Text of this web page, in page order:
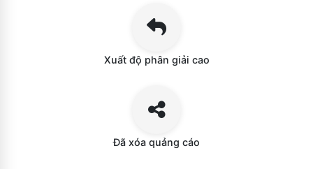
Xuất độ phân giải cao
Đã xóa quảng cáo